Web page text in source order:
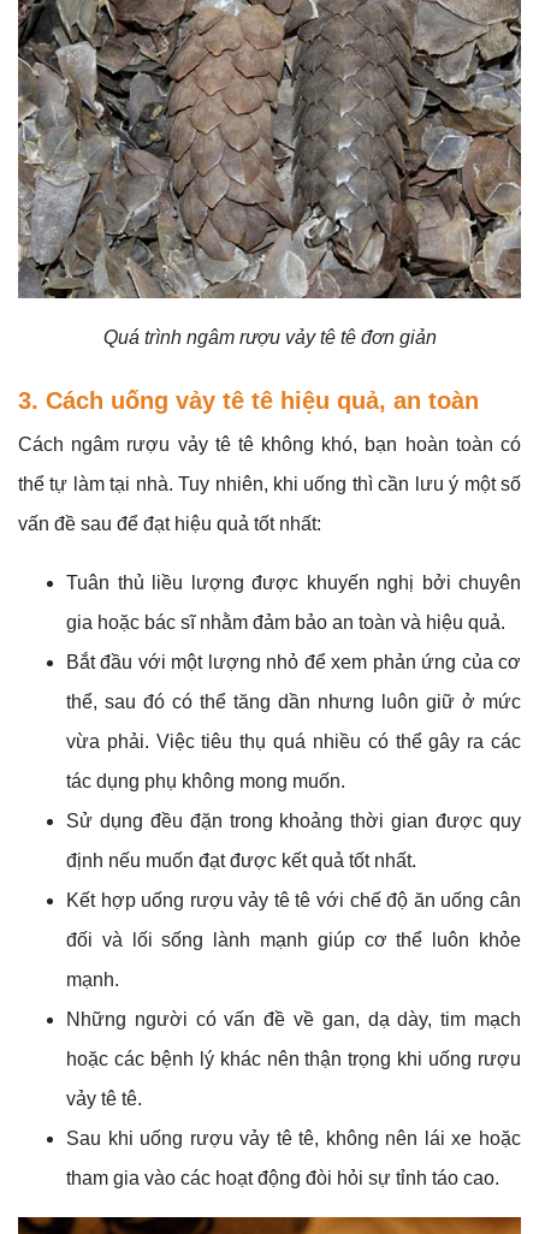
Quá trình ngâm rượu vảy tê tê đơn giản
3. Cách uống vảy tê tê hiệu quả, an toàn
Cách ngâm rượu vảy tê tê không khó, bạn hoàn toàn có
thể tự làm tại nhà. Tuy nhiên, khi uống thì cần lưu ý một số
vấn đề sau để đạt hiệu quả tốt nhất:
Tuân thủ liều lượng được khuyến nghị bởi chuyên
gia hoặc bác sĩ nhằm đảm bảo an toàn và hiệu quả.
Bắt đầu với một lượng nhỏ để xem phản ứng của cơ
thể, sau đó có thể tăng dần nhưng luôn giữ ở mức
vừa phải. Việc tiêu thụ quá nhiều có thể gây ra các
tác dụng phụ không mong muốn.
Sử dụng đều đặn trong khoảng thời gian được quy
định nếu muốn đạt được kết quả tốt nhất.
Kết hợp uống rượu vảy tê tê với chế độ ăn uống cân
đối và lối sống lành mạnh giúp cơ thể luôn khỏe
mạnh.
Những người có vấn đề về gan, dạ dày, tim mạch
hoặc các bệnh lý khác nên thận trọng khi uống rượu
vảy tê tê.
Sau khi uống rượu vảy tê tê, không nên lái xe hoặc
tham gia vào các hoạt động đòi hỏi sự tỉnh táo cao.